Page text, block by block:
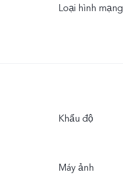
Loại hình mạng
Khẩu độ
Máy ảnh